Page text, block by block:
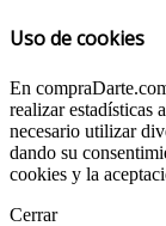
Uso de cookies
En
realizar estadísticas
necesario utilizar
dando su
cookies y la
Cerrar